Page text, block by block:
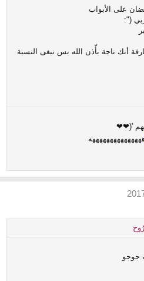
على الأبواب
(":
أنك ناجة بأّذن الله بس نبغى النسبة
'(❤❤
جوجو